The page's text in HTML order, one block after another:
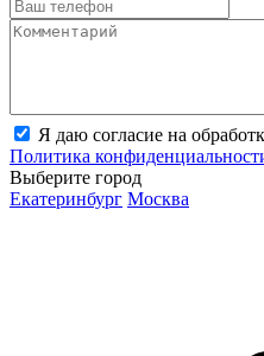
Я даю согласие на
Политика
Выберите город
Екатеринбург Москва